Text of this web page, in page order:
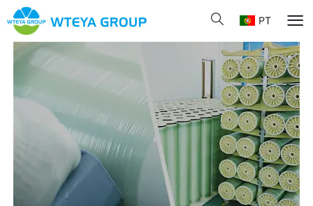
PT